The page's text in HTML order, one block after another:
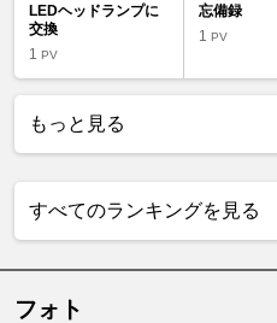
LEDヘッドランプに
交換
1 PV
忘備録
1PV
もっと見る
すべてのランキングを見る
フォト